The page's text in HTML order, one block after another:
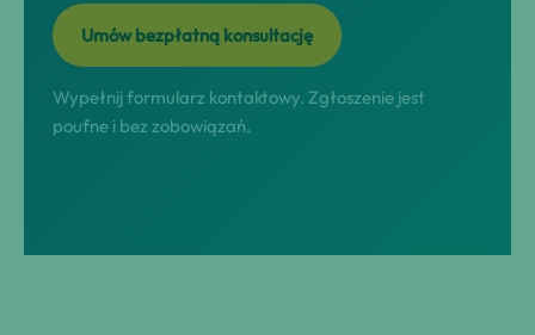
Umów bezpłatną konsultację
Wypełnij formularz kontaktowy. Zgłoszenie jest
poufne i bez zobowiązań.